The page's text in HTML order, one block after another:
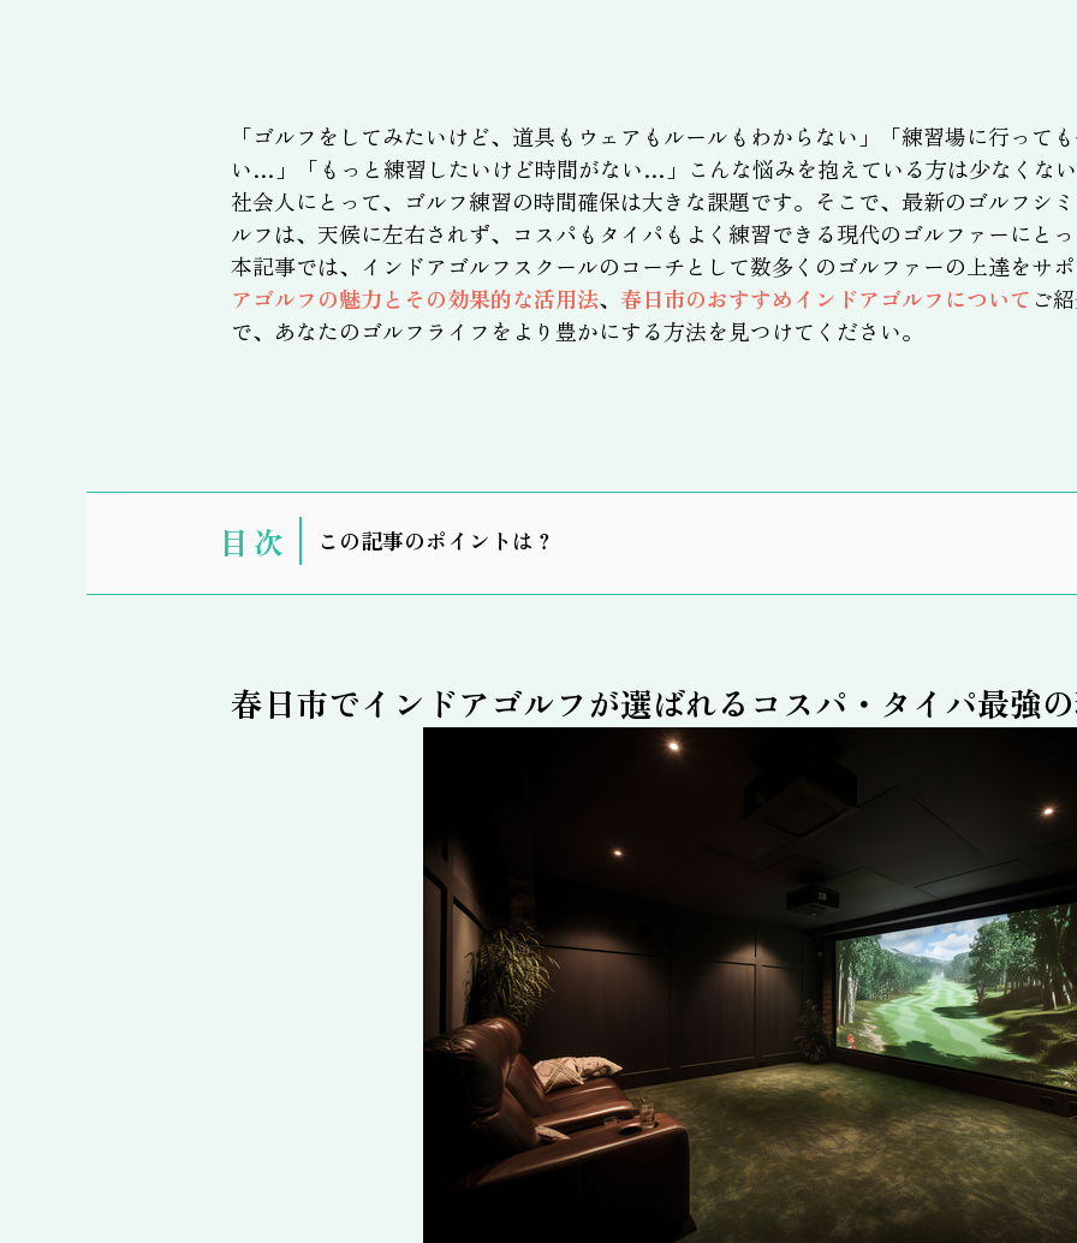
「ゴルフをしてみたいけど、道具もウェアもルールもわからない」「練習場に行って
い…」「もっと練習したいけど時間がない…」こんな悩みを抱えている方は少なくな
社会人にとって、ゴルフ練習の時間確保は大きな課題です。そこで、最新のゴルフシ
ルフは、天候に左右されず、コスパもタイパもよく練習できる現代のゴルファーにと
本記事では、インドアゴルフスクールのコーチとして数多くのゴルファーの上達をサ
アゴルフの魅力とその効果的な活用法、 春日市のおすすめインドアゴルフについて ご
で、あなたのゴルフライフをより豊かにする方法を見つけてください。
この記事のポイントは？
表
示
春日市でインドアゴルフが選ばれるコスパ・タイパ最強